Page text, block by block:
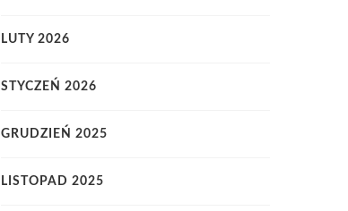
LUTY 2026
STYCZEŃ 2026
GRUDZIEŃ 2025
LISTOPAD 2025